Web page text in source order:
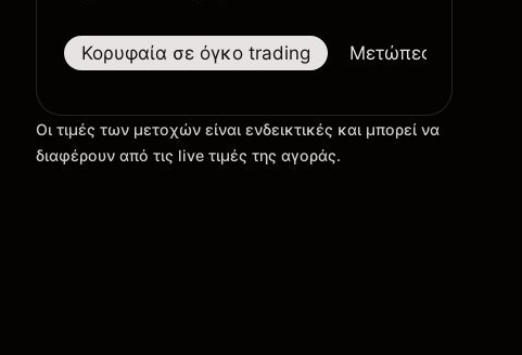
Κορυφαία σε όγκο trading Μετώπες
Οι τιμές των μετοχών είναι ενδεικτικές και μπορεί να
διαφέρουν από τις live τιμές της αγοράς.